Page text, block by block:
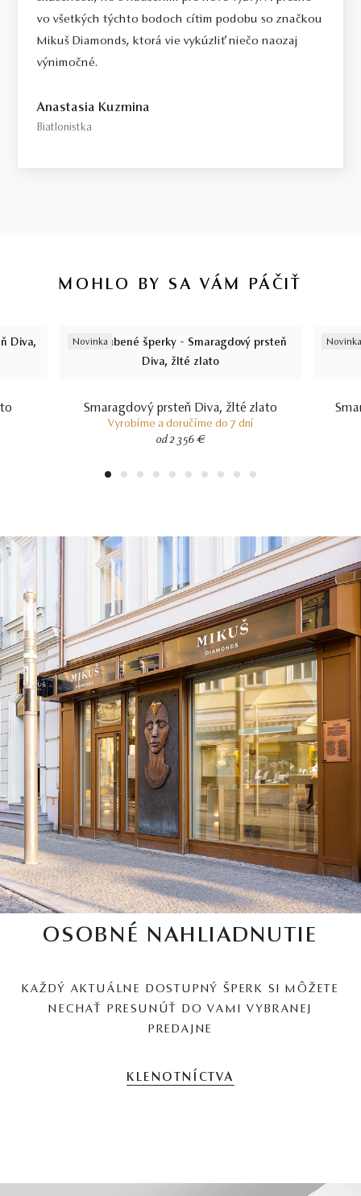
vo všetkých týchto bodoch cítim podobu so značkou
Mikuš Diamonds, ktorá vie vykúzliť niečo naozaj
výnimočné.
Anastasia Kuzmina
Biatlonistka
MOHLO BY SA VÁM PÁČIŤ
Novinka
Smaragdový prsteň Diva, žlté zlato
Vyrobíme a doručíme do 7 dní
od 2 356 €
Novinka
1 2 3 4 5 6 7 8 9 10
OSOBNÉ NAHLIADNUTIE
KAŽDÝ AKTUÁLNE DOSTUPNÝ ŠPERK SI MÔŽETE
NECHAŤ PRESUNÚŤ DO VAMI VYBRANEJ
PREDAJNE
KLENOTNÍCTVA